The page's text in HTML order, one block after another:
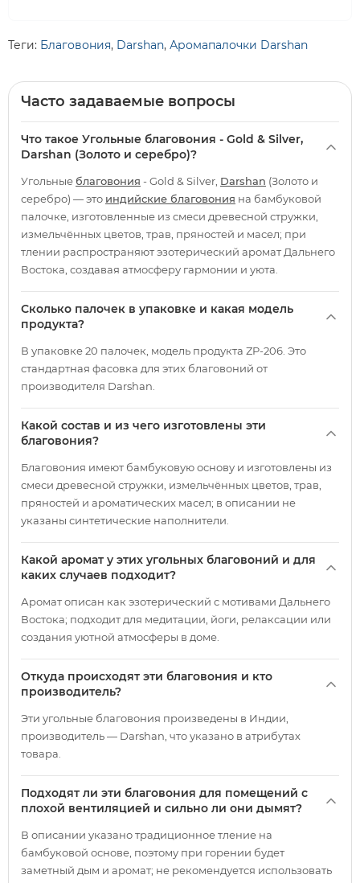
Теги: Благовония, Darshan, Аромапалочки Darshan
Часто задаваемые вопросы
Что такое Угольные благовония - Gold & Silver,
Darshan (Золото и серебро)?
Угольныеблаговония - Gold & Silver, Darshan (Золото и
серебро) — это индийские благовония на бамбуковой
палочке, изготовленные из смеси древесной стружки,
измельчённых цветов, трав, пряностей и масел; при
тлении распространяют эзотерический аромат Дальнего
Востока, создавая атмосферу гармонии и уюта.
Сколько палочек в упаковке и какая модель
продукта?
В упаковке 20 палочек, модель продукта ZP-206. Это
стандартная фасовка для этих благовоний от
производителя Darshan.
Какой состав и из чего изготовлены эти
благовония?
Благовония имеют бамбуковую основу и изготовлены из
смеси древесной стружки, измельчённых цветов, трав,
пряностей и ароматических масел; в описании не
указаны синтетические наполнители.
Какой аромат у этих угольных благовоний и для
каких случаев подходит?
Аромат описан как эзотерический с мотивами Дальнего
Востока; подходит для медитации, йоги, релаксации или
создания уютной атмосферы в доме.
Откуда происходят эти благовония и кто
производитель?
Эти угольные благовония произведены в Индии,
производитель — Darshan, что указано в атрибутах
товара.
Подходят ли эти благовония для помещений с
плохой вентиляцией и сильно ли они дымят?
В описании указано традиционное тление на
бамбуковой основе, поэтому при горении будет
заметный дым и аромат; не рекомендуется использовать